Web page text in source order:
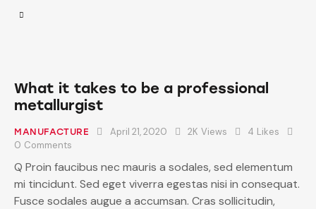
What it takes to be a professional
metallurgist
MANUFACTURE April 21, 2020 2K Views 4 Likes
0 Comments
Q Proin faucibus nec mauris a sodales, sed elementum
mi tincidunt. Sed eget viverra egestas nisi in consequat.
Fusce sodales augue a accumsan. Cras sollicitudin,